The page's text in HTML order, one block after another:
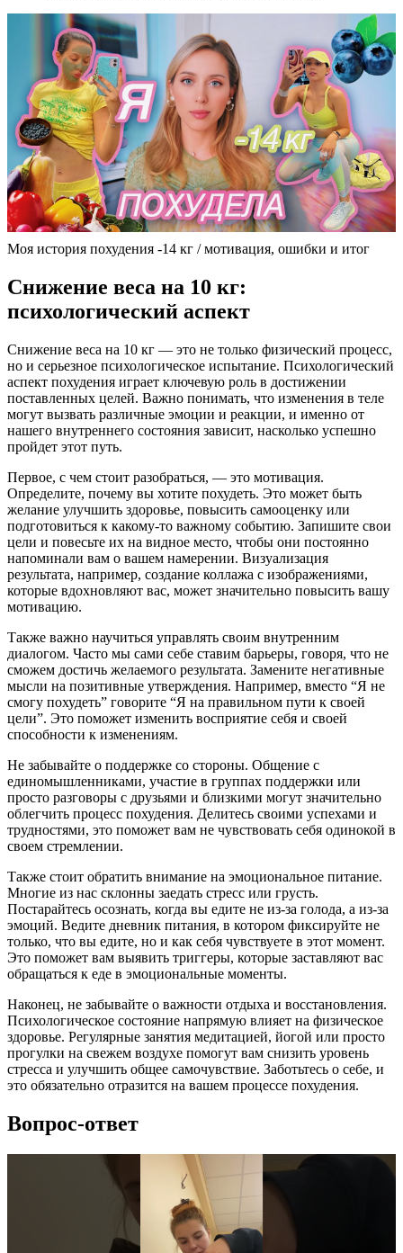
Моя история похудения -14 кг / мотивация, ошибки и итог
Снижение веса на 10 кг:
психологический аспект
Снижение веса на 10 кг — это не только физический процесс,
но и серьезное психологическое испытание. Психологический
аспект похудения играет ключевую роль в достижении
поставленных целей. Важно понимать, что изменения в теле
могут вызвать различные эмоции и реакции, и именно от
нашего внутреннего состояния зависит, насколько успешно
пройдет этот путь.
Первое, с чем стоит разобраться, — это мотивация.
Определите, почему вы хотите похудеть. Это может быть
желание улучшить здоровье, повысить самооценку или
подготовиться к какому-то важному событию. Запишите свои
цели и повесьте их на видное место, чтобы они постоянно
напоминали вам о вашем намерении. Визуализация
результата, например, создание коллажа с изображениями,
которые вдохновляют вас, может значительно повысить вашу
мотивацию.
Также важно научиться управлять своим внутренним
диалогом. Часто мы сами себе ставим барьеры, говоря, что не
сможем достичь желаемого результата. Замените негативные
мысли на позитивные утверждения. Например, вместо “Я не
смогу похудеть” говорите “Я на правильном пути к своей
цели”. Это поможет изменить восприятие себя и своей
способности к изменениям.
Не забывайте о поддержке со стороны. Общение с
единомышленниками, участие в группах поддержки или
просто разговоры с друзьями и близкими могут значительно
облегчить процесс похудения. Делитесь своими успехами и
трудностями, это поможет вам не чувствовать себя одинокой в
своем стремлении.
Также стоит обратить внимание на эмоциональное питание.
Многие из нас склонны заедать стресс или грусть.
Постарайтесь осознать, когда вы едите не из-за голода, а из-за
эмоций. Ведите дневник питания, в котором фиксируйте не
только, что вы едите, но и как себя чувствуете в этот момент.
Это поможет вам выявить триггеры, которые заставляют вас
обращаться к еде в эмоциональные моменты.
Наконец, не забывайте о важности отдыха и восстановления.
Психологическое состояние напрямую влияет на физическое
здоровье. Регулярные занятия медитацией, йогой или просто
прогулки на свежем воздухе помогут вам снизить уровень
стресса и улучшить общее самочувствие. Заботьтесь о себе, и
это обязательно отразится на вашем процессе похудения.
Вопрос-ответ